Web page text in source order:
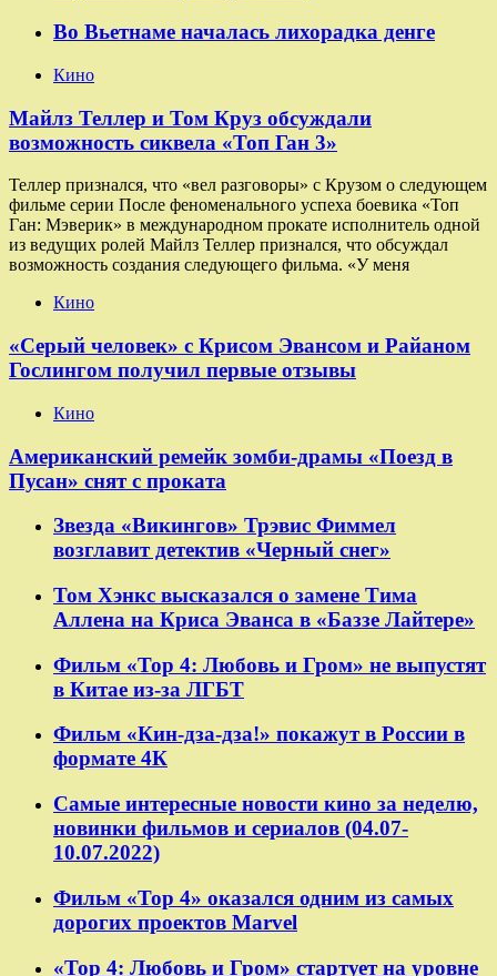
Во Вьетнаме началась лихорадка денге
Кино
Майлз Теллер и Том Круз обсуждали
возможность сиквела «Топ Ган 3»
Теллер признался, что «вел разговоры» с Крузом о следующем
фильме серии После феноменального успеха боевика «Топ
Ган: Мэверик» в международном прокате исполнитель одной
из ведущих ролей Майлз Теллер признался, что обсуждал
возможность создания следующего фильма. «У меня
Кино
«Серый человек» с Крисом Эвансом и Райаном
Гослингом получил первые отзывы
Кино
Американский ремейк зомби-драмы «Поезд в
Пусан» снят с проката
Звезда «Викингов» Трэвис Фиммел
возглавит детектив «Черный снег»
Том Хэнкс высказался о замене Тима
Аллена на Криса Эванса в «Баззе Лайтере»
Фильм «Тор 4: Любовь и Гром» не выпустят
в Китае из-за ЛГБТ
Фильм «Кин-дза-дза!» покажут в России в
формате 4К
Самые интересные новости кино за неделю,
новинки фильмов и сериалов (04.07-
10.07.2022)
Фильм «Тор 4» оказался одним из самых
дорогих проектов Marvel
«Тор 4: Любовь и Гром» стартует на уровне